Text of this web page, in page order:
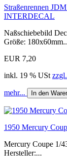
Straßenrennen
INTERDECAL
Naßschiebebild
Größe:
EUR 7,20
inkl. 19 % USt
mehr... In den
1950 Mercury
Mercury Coupe 1/
Hersteller:...